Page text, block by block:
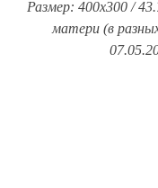
Размер: 400x300 /
матери (в